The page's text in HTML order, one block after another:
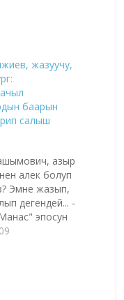
жазуучу,
баарын
салыш
азыр
алек болуп
Эмне жазып,
дегендей... -
эпосун
которуп,